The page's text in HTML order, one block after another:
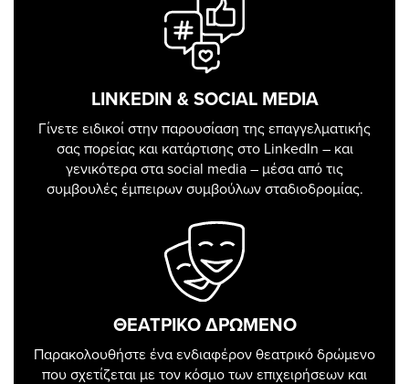
LINKEDIN & SOCIAL MEDIA
Γίνετε ειδικοί στην παρουσίαση της επαγγελματικής
σας πορείας και κατάρτισης στο LinkedIn – και
γενικότερα στα social media – μέσα από τις
συμβουλές έμπειρων συμβούλων σταδιοδρομίας.
ΘΕΑΤΡΙΚΟ ΔΡΩΜΕΝΟ
Παρακολουθήστε ένα ενδιαφέρον θεατρικό δρώμενο
που σχετίζεται με τον κόσμο των επιχειρήσεων και